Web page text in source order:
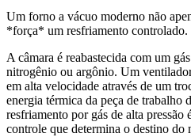
Um forno a vácuo moderno não
*força* um resfriamento controlado.
A câmara é reabastecida com um
nitrogênio ou argônio. Um
em alta velocidade através de um
energia térmica da peça de trabalho
resfriamento por gás de alta
controle que determina o destino do